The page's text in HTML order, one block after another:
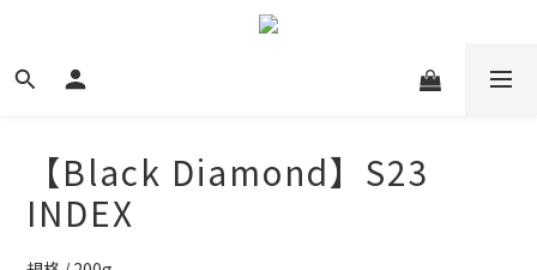
【Black Diamond】S23
INDEX